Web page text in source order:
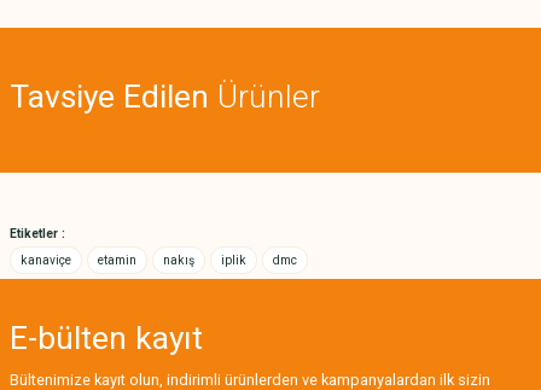
Ürün açıklamasında eksik bilgiler bulunuyor.
Tavsiye Edilen Ürünler
Etiketler :
kanaviçe
etamin nakış iplik dmc
E-bülten kayıt
Bültenimize kayıt olun, indirimli ürünlerden ve kampanyalardan ilk sizin